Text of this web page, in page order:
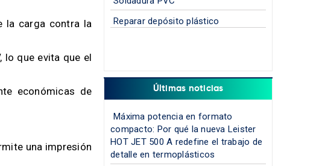
la carga contra la
lo que evita que el
económicas de
una impresión
Reparar depósito plástico
Últimas noticias
Máxima potencia en formato
compacto: Por qué la nueva Leister
HOT JET 500 A redefine el trabajo de
detalle en termoplásticos